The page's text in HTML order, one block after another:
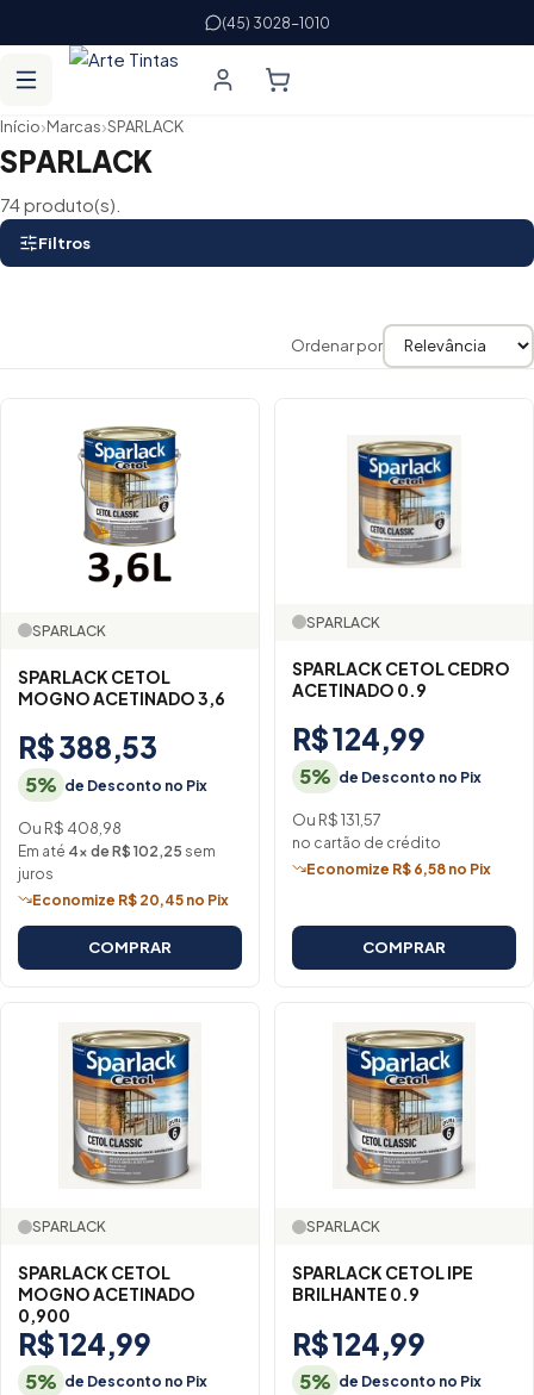
(45) 3028-1010
Início›Marcas›SPARLACK
SPARLACK
74 produto(s).
Filtros
Ordenar por
SPARLACK
SPARLACK CETOL
MOGNO ACETINADO 3,6
R$ 388,53
5% de Desconto no Pix
Ou R$ 408,98
Em até 4× de R$ 102,25 sem
juros
Economize R$ 20,45 no Pix
COMPRAR
SPARLACK
SPARLACK CETOL CEDRO
ACETINADO 0.9
R$ 124,99
5% de Desconto no Pix
Ou R$ 131,57
no cartão de crédito
Economize R$ 6,58 no Pix
COMPRAR
SPARLACK
SPARLACK CETOL
MOGNO ACETINADO
0,900
R$ 124,99
5% de Desconto no Pix
SPARLACK
SPARLACK CETOL IPE
BRILHANTE 0.9
R$ 124,99
5% de Desconto no Pix